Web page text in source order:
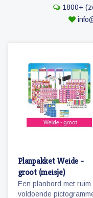
1800+
Planpakket Weide -
groot (meisje)
Een planbord met ruim
voldoende